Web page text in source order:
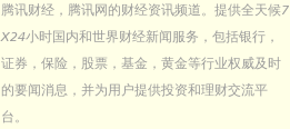
腾讯财经，腾讯网的财经资讯频道。提供全天候7
X24小时国内和世界财经新闻服务，包括银行，
证券，保险，股票，基金，黄金等行业权威及时
的要闻消息，并为用户提供投资和理财交流平
台。